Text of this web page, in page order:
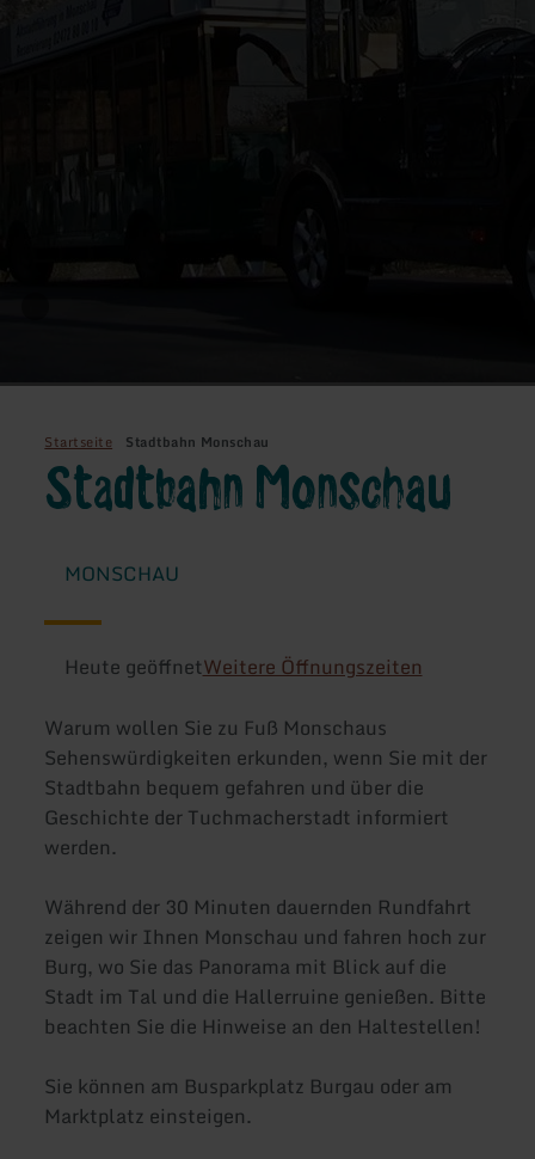
Startseite Stadtbahn Monschau
Stadtbahn Monschau
MONSCHAU
Heute geöffnetWeitere Öffnungszeiten
Warum wollen Sie zu Fuß Monschaus
Sehenswürdigkeiten erkunden, wenn Sie mit der
Stadtbahn bequem gefahren und über die
Geschichte der Tuchmacherstadt informiert
werden.
Während der 30 Minuten dauernden Rundfahrt
zeigen wir Ihnen Monschau und fahren hoch zur
Burg, wo Sie das Panorama mit Blick auf die
Stadt im Tal und die Hallerruine genießen. Bitte
beachten Sie die Hinweise an den Haltestellen!
Sie können am Busparkplatz Burgau oder am
Marktplatz einsteigen.